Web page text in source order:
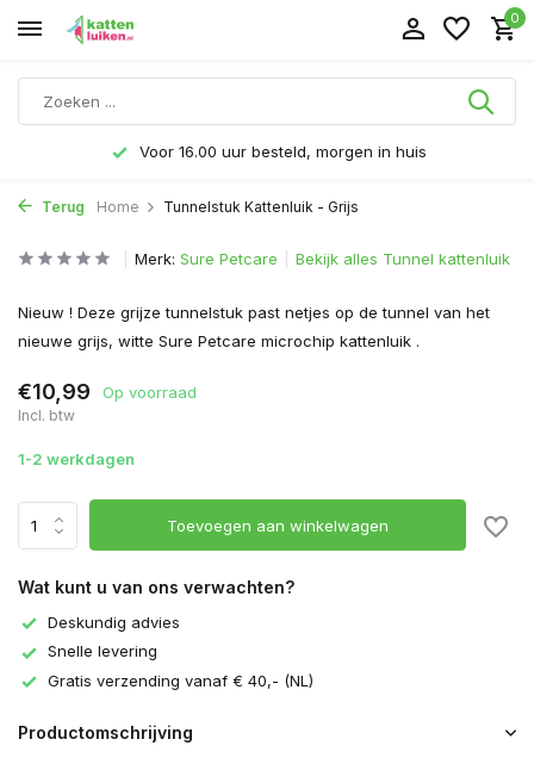
0
Voor 16.00 uur besteld, morgen in huis
Terug Home Tunnelstuk Kattenluik - Grijs
Merk: Sure Petcare Bekijk alles Tunnel kattenluik
Nieuw ! Deze grijze tunnelstuk past netjes op de tunnel van het
nieuwe grijs, witte Sure Petcare microchip kattenluik .
€10,99 Op voorraad
Incl. btw
1-2 werkdagen
Toevoegen aan winkelwagen
Wat kunt u van ons verwachten?
Deskundig advies
Snelle levering
Gratis verzending vanaf € 40,- (NL)
Productomschrijving